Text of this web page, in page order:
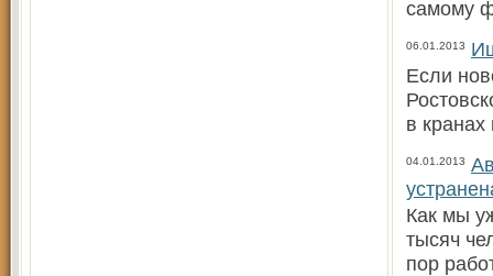
самому
06.01.2013
Если
в кранах
04.01.2013
Как мы
тысяч
пор